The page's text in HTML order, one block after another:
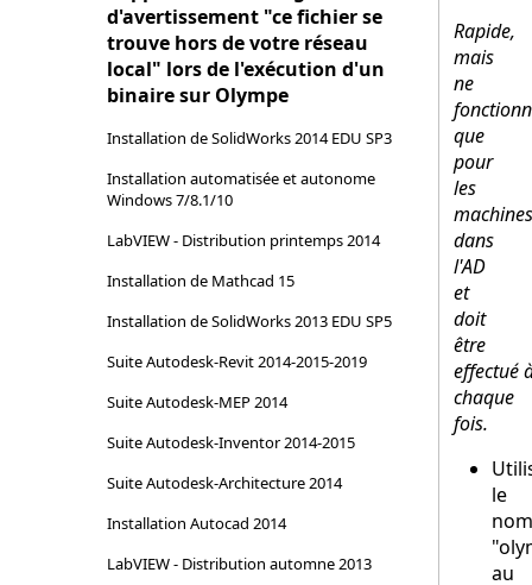
d'avertissement "ce fichier se
trouve hors de votre réseau
local" lors de l'exécution d'un
binaire sur Olympe
Installation de SolidWorks 2014 EDU SP3
Installation automatisée et autonome
Windows 7/8.1/10
LabVIEW - Distribution printemps 2014
Installation de Mathcad 15
Installation de SolidWorks 2013 EDU SP5
Suite Autodesk-Revit 2014-2015-2019
Suite Autodesk-MEP 2014
Suite Autodesk-Inventor 2014-2015
Suite Autodesk-Architecture 2014
Installation Autocad 2014
LabVIEW - Distribution automne 2013
Rapide,
mais
ne
que
pour
les
machines
dans
l'AD
et
doit
être
effectué
chaque
fois.
le
nom
au